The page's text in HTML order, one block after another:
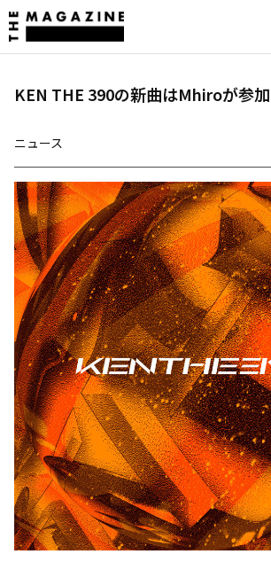
KEN THE 390の新曲はMhiroが参加
ニュース